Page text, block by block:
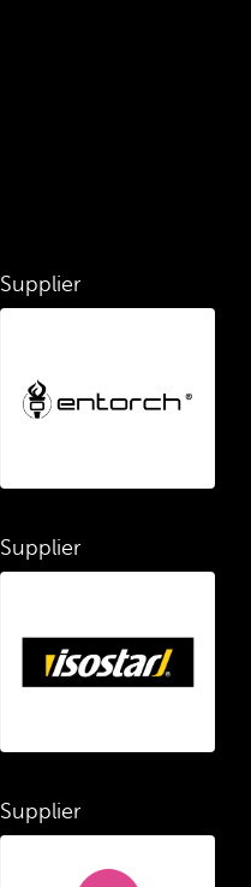
Supplier
Supplier
Supplier